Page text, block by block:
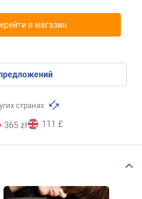
в магазин
странах
365 zł 111 £